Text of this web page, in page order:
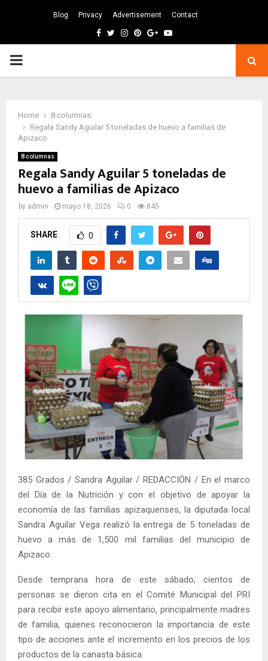
Blog Privacy Advertisement Contact
Facebook
TwitterInstagram
Pinterest
GoogleYoutube
PRIMARY
Home
8 columnas
Regala Sandy Aguilar 5 toneladas de huevo a familias de
Apizaco
8 columnas
Regala Sandy Aguilar 5 toneladas de
huevo a familias de Apizaco
by admin mayo 18, 2026 0 845
SHARE 0
385 Grados / Sandra Aguilar / REDACCIÓN / En el marco
del Día de la Nutrición y con el objetivo de apoyar la
economía de las familias apizaquenses, la diputada local
Sandra Aguilar Vega realizó la entrega de 5 toneladas de
huevo a más de 1,500 mil familias del municipio de
Apizaco.
Desde temprana hora de este sábado, cientos de
personas se dieron cita en el Comité Municipal del PRI
para recibir este apoyo alimentario, principalmente madres
de familia, quienes reconocieron la importancia de este
tipo de acciones ante el incremento en los precios de los
productos de la canasta básica.